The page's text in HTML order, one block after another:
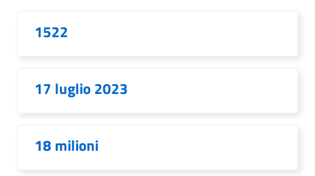
1522
17 luglio 2023
18 milioni